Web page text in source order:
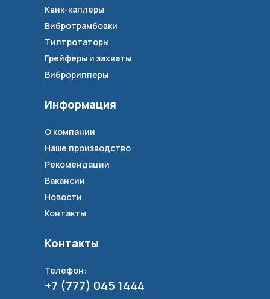
Квик-каплеры
Вибротрамбовки
Тилтротаторы
Грейферы и захваты
Виброрипперы
Информация
О компании
Наше производство
Рекомендации
Вакансии
Новости
Контакты
Контакты
Телефон:
+7 (777) 045 1444